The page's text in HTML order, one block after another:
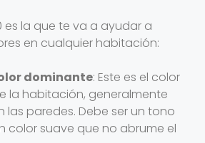
es la que te va a ayudar a
en cualquier habitación:
dominante: Este es el color
la habitación, generalmente
las paredes. Debe ser un tono
color suave que no abrume el